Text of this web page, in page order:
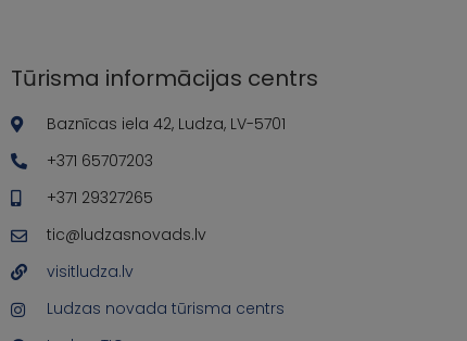
Tūrisma informācijas centrs
Baznīcas iela 42, Ludza, LV-5701
+371 65707203
+371 29327265
tic@ludzasnovads.lv
visitludza.lv
Ludzas novada tūrisma centrs